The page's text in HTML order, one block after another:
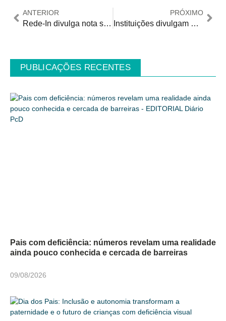
ANTERIOR
Rede-In divulga nota sobre mulher que vivia em ‘situação análoga à escravidão’
PRÓXIMO
Instituições divulgam Nota pública por justiça e reparação para Sônia Maria de Jesus, vítima de trabalho doméstico escravo por 40 anos
PUBLICAÇÕES RECENTES
Pais com deficiência: números revelam uma realidade
ainda pouco conhecida e cercada de barreiras
09/08/2026